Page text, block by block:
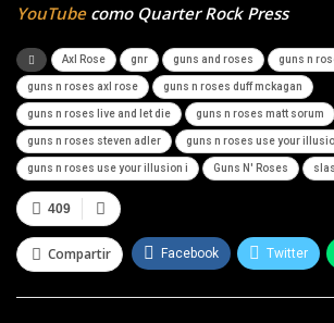
YouTubecomo Quarter Rock Press
Axl Rose gnr guns and roses guns n
guns n roses axl rose guns n roses duff mckagan
guns n roses live and let die guns n roses matt sorum
guns n roses steven adler guns n roses use your
guns n roses use your illusion i Guns N' Roses
409
Compartir Facebook Twitter
Telegram